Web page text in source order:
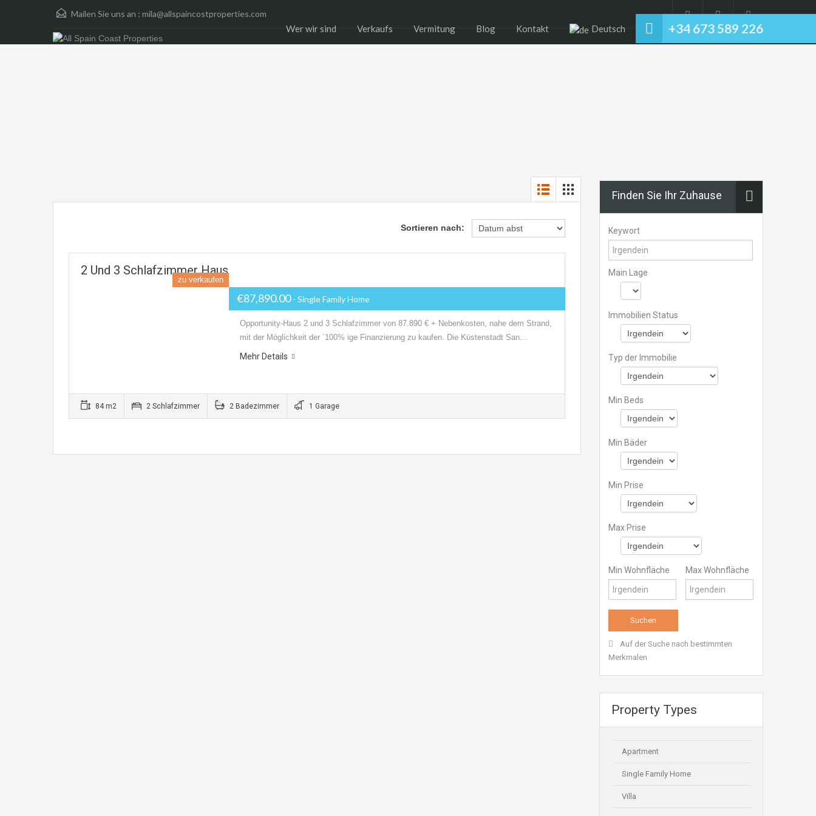
Mailen Sie uns an : mila@allspaincostproperties.com
+34 673 589 226
Wer wir sind Verkaufs Vermitung Blog Kontakt Deutsch
Sortieren nach:
2 Und 3 Schlafzimmer Haus
zu verkaufen
€87,890.00- Single Family Home
Opportunity-Haus 2 und 3 Schlafzimmer von 87.890 € + Nebenkosten, nahe dem Strand,
mit der Möglichkeit der `100% ige Finanzierung zu kaufen. Die Küstenstadt San…
Mehr Details
84 m2 2 Schlafzimmer 2 Badezimmer 1 Garage
Finden Sie Ihr Zuhause
Keywort
Main Lage
Immobilien Status
Typ der Immobilie
Min Beds
Min Bäder
Min Prise
Max Prise
Min Wohnfläche Max Wohnfläche
Auf der Suche nach bestimmten
Merkmalen
Property Types
Apartment
Single Family Home
Villa